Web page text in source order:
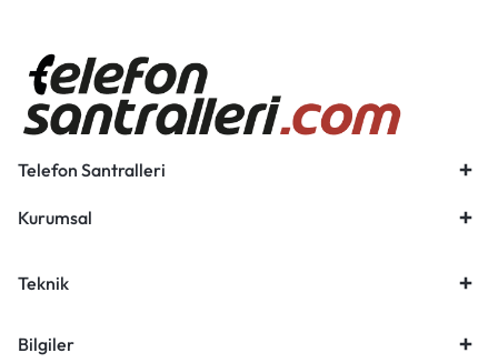
Telefon Santralleri
Kurumsal
Teknik
Bilgiler